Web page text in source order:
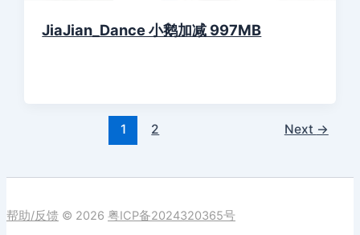
JiaJian_Dance 小鹅加减 997MB
1 2 Next →
帮助/反馈 © 2026 粤ICP备2024320365号